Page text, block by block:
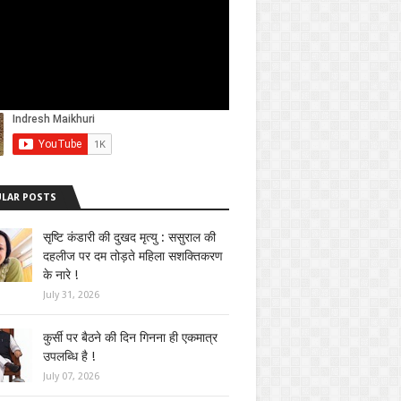
POSTS
सृष्टि कंडारी की दुखद मृत्यु : ससुराल की
दहलीज पर दम तोड़ते महिला सशक्तिकरण
के नारे !
July 31, 2026
कुर्सी पर बैठने की दिन गिनना ही एकमात्र
उपलब्धि है !
July 07, 2026